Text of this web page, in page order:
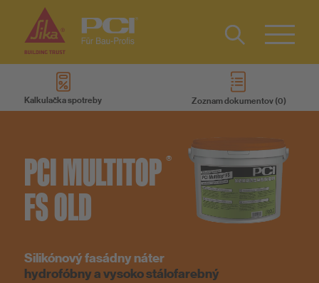
Produkty
Systémy
Na stiahnutie
Služby
Type 2 or
more
characters
Kalkulačka spotreby Zoznam dokumentov
PCIMULTITOP ®
FS OLD
Silikónový fasádny náter
hydrofóbny a vysoko stálofarebný